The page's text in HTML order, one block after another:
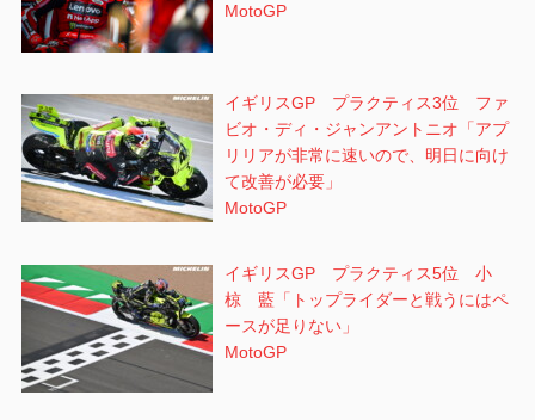
MotoGP
イギリスGP プラクティス3位 ファ
ビオ・ディ・ジャンアントニオ「アプ
リリアが非常に速いので、明日に向け
て改善が必要」
MotoGP
イギリスGP プラクティス5位 小
椋 藍「トップライダーと戦うにはペ
ースが足りない」
MotoGP